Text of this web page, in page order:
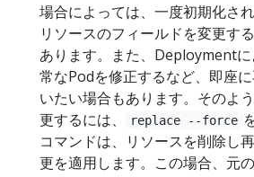
場合によっては、一度初期化さ
リソースのフィールドを変更す
あります。また、Deployment
常なPodを修正するなど、即座
いたい場合もあります。そのよ
更するには、
replace --force
コマンドは、リソースを削除し
更を適用します。この場合、元